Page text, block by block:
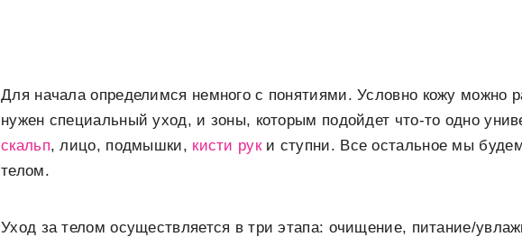
Для начала определимся немного с понятиями. Условно кожу можно
нужен специальный уход, и зоны, которым подойдет что-то одно
скальп, лицо, подмышки, кисти руки ступни. Все остальное мы
телом.
Уход за телом осуществляется в три этапа: очищение, питание/